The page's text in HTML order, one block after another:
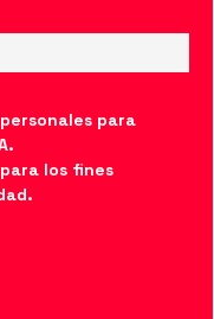
para
los fines
.